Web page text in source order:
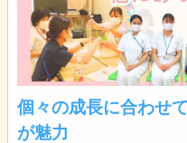
個々の成長に合わせ
が魅力